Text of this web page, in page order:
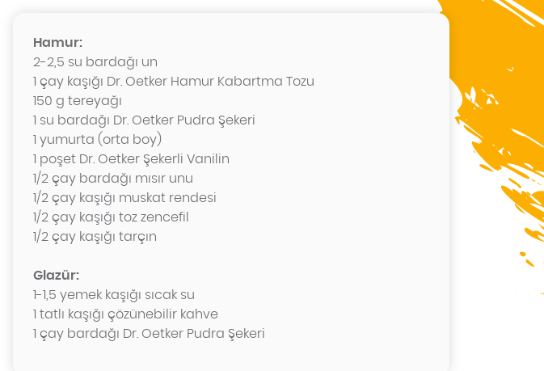
Hamur:
2-2,5 su bardağı un
1 çay kaşığı Dr. Oetker Hamur Kabartma Tozu
150 g tereyağı
1 su bardağı Dr. Oetker Pudra Şekeri
1 yumurta (orta boy)
1 poşet Dr. Oetker Şekerli Vanilin
1/2 çay bardağı mısır unu
1/2 çay kaşığı muskat rendesi
1/2 çay kaşığı toz zencefil
1/2 çay kaşığı tarçın
Glazür:
1-1,5 yemek kaşığı sıcak su
1 tatlı kaşığı çözünebilir kahve
1 çay bardağı Dr. Oetker Pudra Şekeri